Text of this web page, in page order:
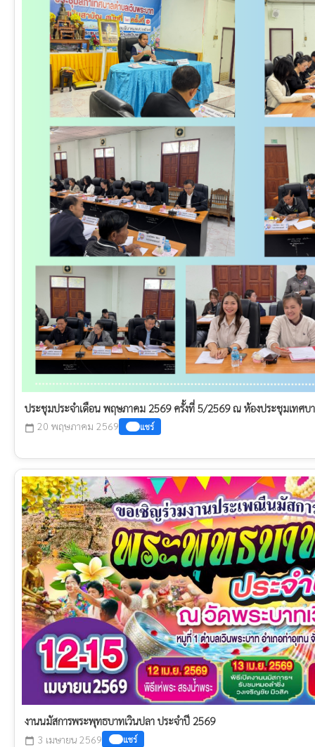
ประชุมประจำเดือน พฤษภาคม 2569 ครั้งที่ 5/2569 ณ ห้องประชุมเทศบ
calendar_today 20 พฤษภาคม 2569 แชร์
งานนมัสการพระพุทธบาทเวินปลา ประจำปี 2569
calendar_today 3 เมษายน 2569 แชร์